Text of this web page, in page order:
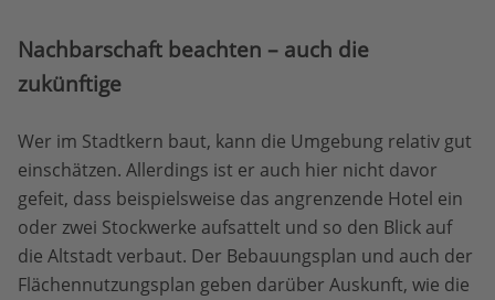
Nachbarschaft beachten – auch die
zukünftige
Wer im Stadtkern baut, kann die Umgebung relativ gut
einschätzen. Allerdings ist er auch hier nicht davor
gefeit, dass beispielsweise das angrenzende Hotel ein
oder zwei Stockwerke aufsattelt und so den Blick auf
die Altstadt verbaut. Der Bebauungsplan und auch der
Flächennutzungsplan geben darüber Auskunft, wie die